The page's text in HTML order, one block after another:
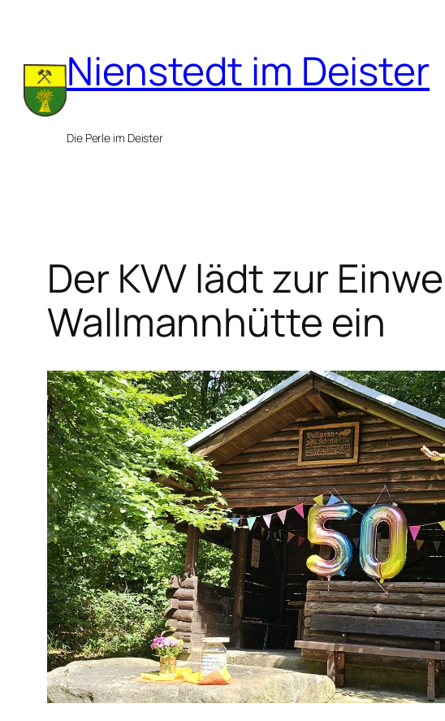
springenNienstedt im Deister
Die Perle im Deister
Der KVV lädt zur
Wallmannhütte ein